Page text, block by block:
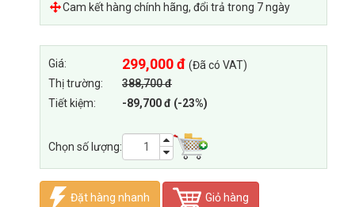
Cam kết hàng chính hãng, đổi trả trong 7 ngày
Giá: 299,000 đ (Đã có VAT)
Thị trường:
388,700 đ
Tiết kiệm:
-89,700 đ (-23%)
Chọn số lượng:
Đặt hàng nhanh Giỏ hàng